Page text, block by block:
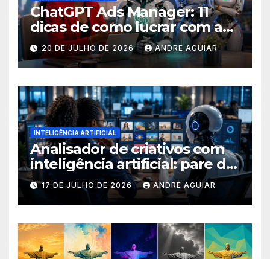
ChatGPT Ads Manager: 11
dicas de como lucrar com as
buscas nas ferramentas de
inteligência artificial
20 DE JULHO DE 2026 ANDRE AGUIAR
INTELIGÊNCIA ARTIFICIAL
Analisador de criativos com
inteligência artificial: pare de
postar porcaria!
17 DE JULHO DE 2026 ANDRE AGUIAR